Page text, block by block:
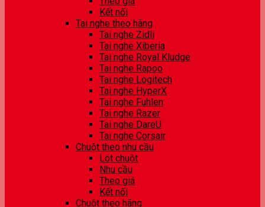
Kết nối
Tai nghe theo hãng
Tai nghe Zidli
Tai nghe Xiberia
Tai nghe Royal Kludge
Tai nghe Rapoo
Tai nghe Logitech
Tai nghe HyperX
Tai nghe Fuhlen
Tai nghe Razer
Tai nghe DareU
Tai nghe Corsair
Chuột theo nhu cầu
Lót chuột
Nhu cầu
Theo giá
Kết nối
Chuột theo hãng